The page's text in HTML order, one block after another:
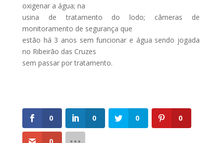
oxigenar a água; na
usina de tratamento do lodo; câmeras de
monitoramento de segurança que
estão há 3 anos sem funcionar e água sendo jogada
no Ribeirão das Cruzes
sem passar por tratamento.
0 0 0 0